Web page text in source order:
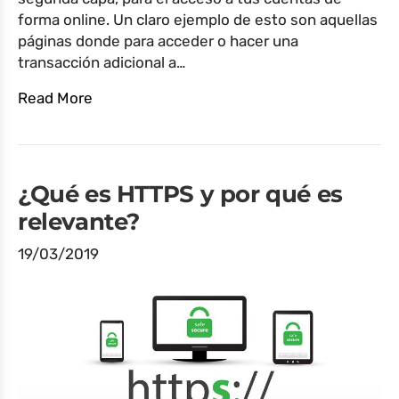
forma online. Un claro ejemplo de esto son aquellas
páginas donde para acceder o hacer una
transacción adicional a…
Read More
¿Qué es HTTPS y por qué es
relevante?
19/03/2019